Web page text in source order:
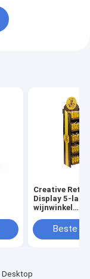
Creative
Display 5-
wijnwinkel
DisplaysBeste
Desktop